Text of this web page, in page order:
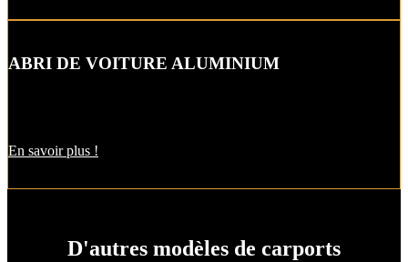
ABRI DE VOITURE ALUMINIUM
En savoir plus !
D'autres modèles de carports